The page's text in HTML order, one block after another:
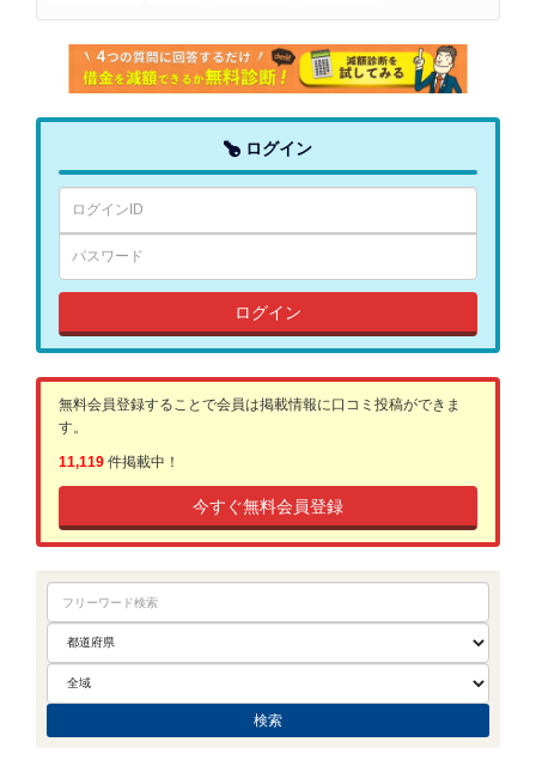
ログイン
ログイン
無料会員登録することで会員は掲載情報に口コミ投稿ができま
す。
11,119 件掲載中！
今すぐ無料会員登録